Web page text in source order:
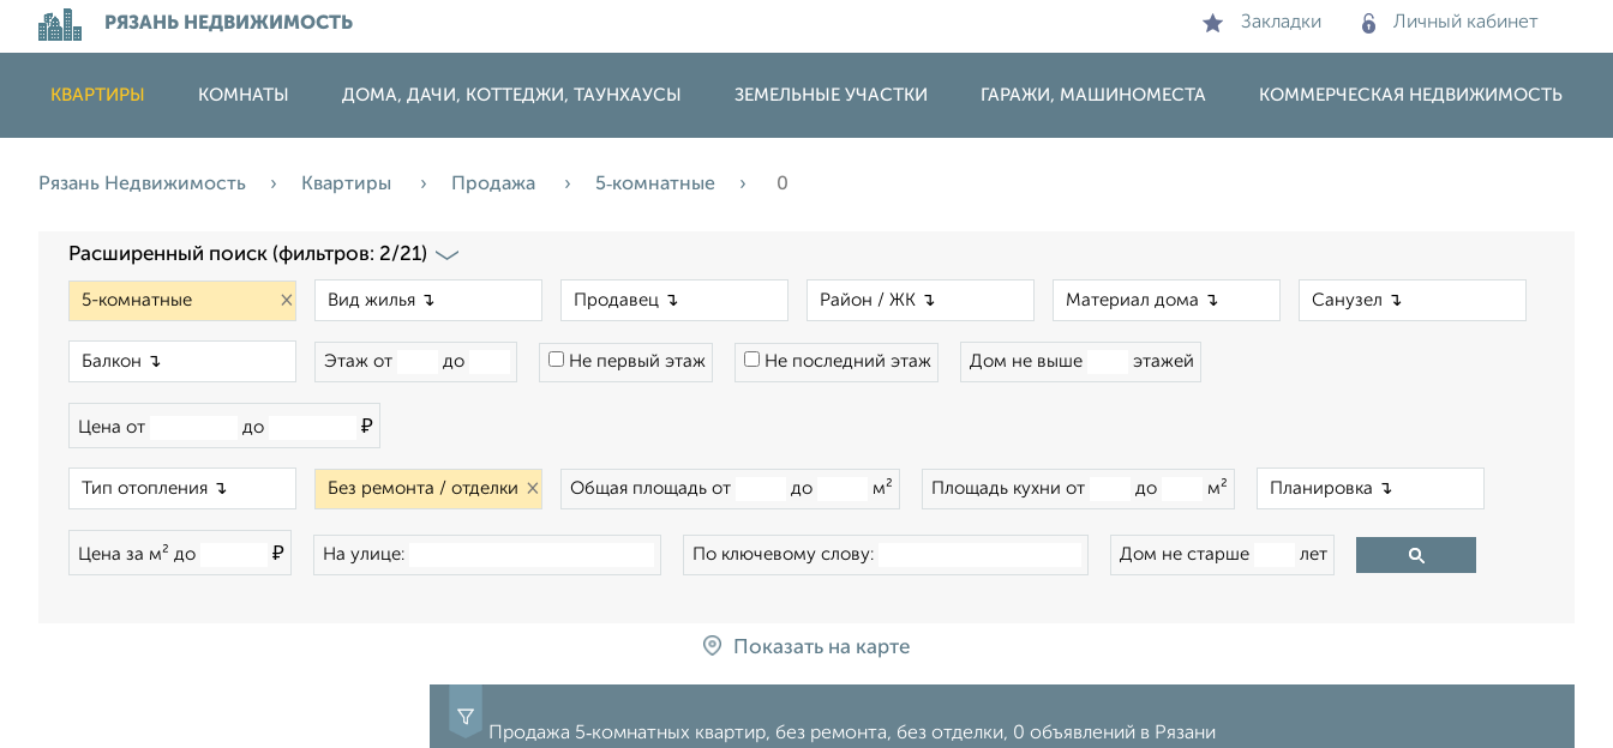
РЯЗАНЬ НЕДВИЖИМОСТЬ Закладки Личный кабинет
КВАРТИРЫ КОМНАТЫ ДОМА, ДАЧИ, КОТТЕДЖИ, ТАУНХАУСЫ ЗЕМЕЛЬНЫЕ УЧАСТКИ ГАРАЖИ, МАШИНОМЕСТА КОММЕРЧЕСКАЯ НЕДВИЖИМОСТЬ
Рязань Недвижимость Квартиры Продажа 5‑комнатные 0
Расширенный поиск (фильтров: 2/21)
×
Этаж от до Не первый этаж Не последний этаж Дом не выше этажей
Цена от до ₽
× Общая площадь от до м² Площадь кухни от до м²
Цена за м² до ₽ На улице: По ключевому слову: Дом не старше лет
Показать на карте
Продажа 5‑комнатных квартир, без ремонта, без отделки, 0 объявлений в Рязани